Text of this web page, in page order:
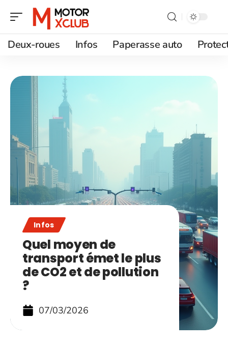
Deux-roues Infos Paperasse auto
Infos
Quel moyen de
transport émet le plus
de CO2 et de pollution
?
07/03/2026